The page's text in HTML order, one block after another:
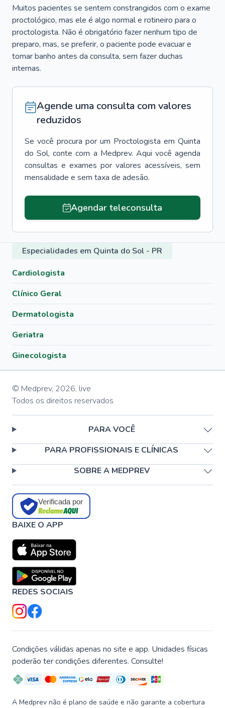
Muitos pacientes se sentem constrangidos com o exame
proctológico, mas ele é algo normal e rotineiro para o
proctologista. Não é obrigatório fazer nenhum tipo de
preparo, mas, se preferir, o paciente pode evacuar e
tomar banho antes da consulta, sem fazer duchas
internas.
Agende uma consulta com valores
reduzidos
Se você procura por um Proctologista em Quinta
do Sol, conte com a Medprev. Aqui você agenda
consultas e exames por valores acessíveis, sem
mensalidade e sem taxa de adesão.
Agendar teleconsulta
Especialidades em Quinta do Sol - PR
Cardiologista
Clínico Geral
Dermatologista
Geriatra
Ginecologista
© Medprev, 2026, live
Todos os direitos reservados
PARA VOCÊ
PARA PROFISSIONAIS E CLÍNICAS
SOBRE A MEDPREV
Verificada por
BAIXE O APP
REDES SOCIAIS
Condições válidas apenas no site e app. Unidades físicas
poderão ter condições diferentes. Consulte!
A Medprev não é plano de saúde e não garante a cobertura